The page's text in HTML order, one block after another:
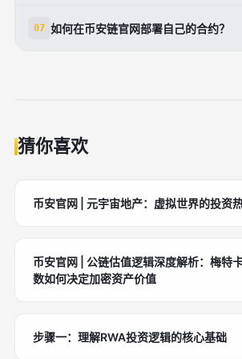
池风险，查流动性锁定。测试网练
DApp。官网bnbchain.org列Top
泄露致资金丢失。防范：只访官网
可疑项目。DYOR，投资前读白皮书
07 如何在币安链官网部署自己的合约？
BNB。Hardhat/Truffle框架本地开发
猜你喜欢
币安官网 | 元宇宙地产：虚拟世界的投资
币安官网 | 公链估值逻辑深度解析：梅特
数如何决定加密资产价值
步骤一：理解RWA投资逻辑的核心基础